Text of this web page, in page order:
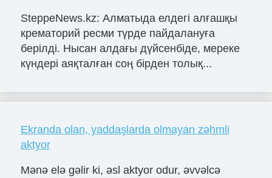
SteppeNews.kz: Алматыда елдегі алғашқы
крематорий ресми түрде пайдалануға
берілді. Нысан алдағы дүйсенбіде, мереке
күндері аяқталған соң бірден толық...
Ekranda olan, yaddaşlarda olmayan zəhmli
aktyor
Mənə elə gəlir ki, əsl aktyor odur, əvvəlcə